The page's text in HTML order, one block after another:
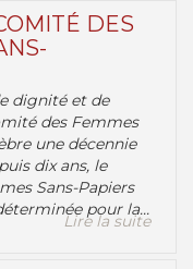
DES
dignité et de
des Femmes
une décennie
dix ans, le
Sans-Papiers
pour la...
Lire la suite